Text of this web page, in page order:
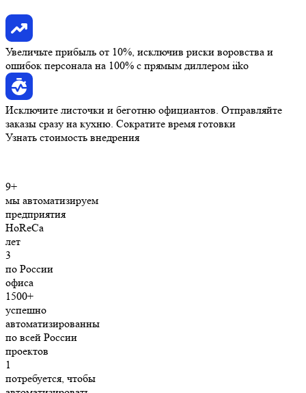
Увеличьте прибыль от 10%, исключив риски воровства и
ошибок персонала на 100% с прямым диллером iiko
Исключите листочки и беготню официантов. Отправляйте
заказы сразу на кухню. Сократите время готовки
Узнать стоимость внедрения
9+
мы автоматизируем
предприятия
HoReCa
лет
3
по России
офиса
1500+
успешно
автоматизированны
по всей России
проектов
1
потребуется, чтобы